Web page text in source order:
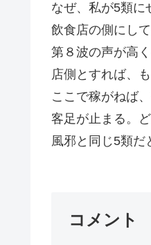
なぜ、私が5類に
飲食店の側にし
第８波の声が高
店側とすれば、
ここで稼がねば
客足が止まる。
風邪と同じ5類だ
コメント